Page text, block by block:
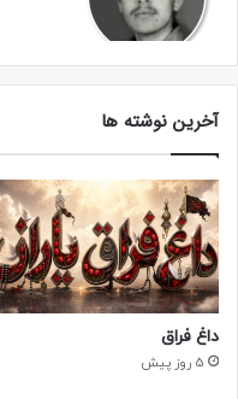
آخرین نوشته ها
داغ فراق
5 روز پیش